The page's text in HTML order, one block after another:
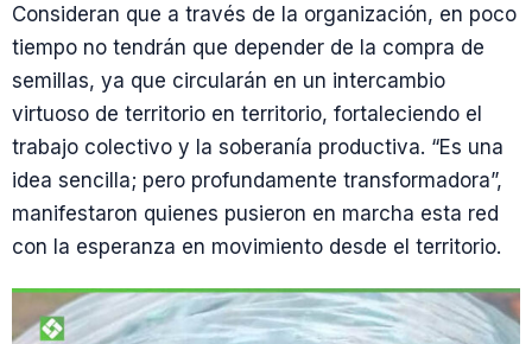
Consideran que a través de la organización, en poco
tiempo no tendrán que depender de la compra de
semillas, ya que circularán en un intercambio
virtuoso de territorio en territorio, fortaleciendo el
trabajo colectivo y la soberanía productiva. “Es una
idea sencilla; pero profundamente transformadora”,
manifestaron quienes pusieron en marcha esta red
con la esperanza en movimiento desde el territorio.